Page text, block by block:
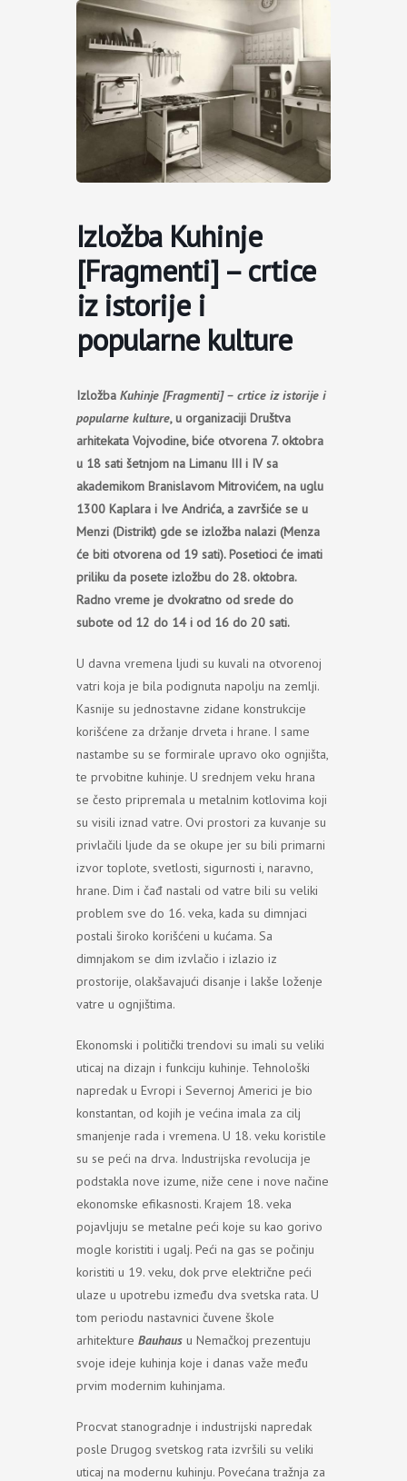
Izložba Kuhinje
[Fragmenti] – crtice
iz istorije i
popularne kulture
Izložba Kuhinje [Fragmenti] – crtice iz istorije i
popularne kulture, u organizaciji Društva
arhitekata Vojvodine, biće otvorena 7. oktobra
u 18 sati šetnjom na Limanu III i IV sa
akademikom Branislavom Mitrovićem, na uglu
1300 Kaplara i Ive Andrića, a završiće se u
Menzi (Distrikt) gde se izložba nalazi (Menza
će biti otvorena od 19 sati). Posetioci će imati
priliku da posete izložbu do 28. oktobra.
Radno vreme je dvokratno od srede do
subote od 12 do 14 i od 16 do 20 sati.
U davna vremena ljudi su kuvali na otvorenoj
vatri koja je bila podignuta napolju na zemlji.
Kasnije su jednostavne zidane konstrukcije
korišćene za držanje drveta i hrane. I same
nastambe su se formirale upravo oko ognjišta,
te prvobitne kuhinje. U srednjem veku hrana
se često pripremala u metalnim kotlovima koji
su visili iznad vatre. Ovi prostori za kuvanje su
privlačili ljude da se okupe jer su bili primarni
izvor toplote, svetlosti, sigurnosti i, naravno,
hrane. Dim i čađ nastali od vatre bili su veliki
problem sve do 16. veka, kada su dimnjaci
postali široko korišćeni u kućama. Sa
dimnjakom se dim izvlačio i izlazio iz
prostorije, olakšavajući disanje i lakše loženje
vatre u ognjištima.
Ekonomski i politički trendovi su imali su veliki
uticaj na dizajn i funkciju kuhinje. Tehnološki
napredak u Evropi i Severnoj Americi je bio
konstantan, od kojih je većina imala za cilj
smanjenje rada i vremena. U 18. veku koristile
su se peći na drva. Industrijska revolucija je
podstakla nove izume, niže cene i nove načine
ekonomske efikasnosti. Krajem 18. veka
pojavljuju se metalne peći koje su kao gorivo
mogle koristiti i ugalj. Peći na gas se počinju
koristiti u 19. veku, dok prve električne peći
ulaze u upotrebu između dva svetska rata. U
tom periodu nastavnici čuvene škole
arhitekture Bauhaus u Nemačkoj prezentuju
svoje ideje kuhinja koje i danas važe među
prvim modernim kuhinjama.
Procvat stanogradnje i industrijski napredak
posle Drugog svetskog rata izvršili su veliki
uticaj na modernu kuhinju. Povećana tražnja za